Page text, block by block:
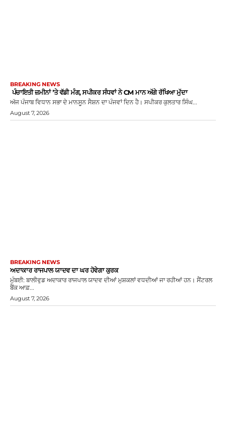
BREAKING NEWS
ਪੰਚਾਇਤੀ ਜ਼ਮੀਨਾਂ ’ਤੇ ਵੱਡੀ ਮੰਗ, ਸਪੀਕਰ ਸੰਧਵਾਂ ਨੇ CM ਮਾਨ ਅੱਗੇ ਰੱਖਿਆ ਮੁੱਦਾ
ਅੱਜ ਪੰਜਾਬ ਵਿਧਾਨ ਸਭਾ ਦੇ ਮਾਨਸੂਨ ਸੈਸ਼ਨ ਦਾ ਪੰਜਵਾਂ ਦਿਨ ਹੈ। ਸਪੀਕਰ ਕੁਲਤਾਰ ਸਿੰਘ...
August 7, 2026
BREAKING NEWS
ਅਦਾਕਾਰ ਰਾਜਪਾਲ ਯਾਦਵ ਦਾ ਘਰ ਹੋਵੇਗਾ ਕੁਰਕ
ਮੁੰਬਈ: ਬਾਲੀਵੁਡ ਅਦਾਕਾਰ ਰਾਜਪਾਲ ਯਾਦਵ ਦੀਆਂ ਮੁਸ਼ਕਲਾਂ ਵਧਦੀਆਂ ਜਾ ਰਹੀਆਂ ਹਨ। ਸੈਂਟਰਲ
ਬੈਂਕ ਆਫ਼...
August 7, 2026